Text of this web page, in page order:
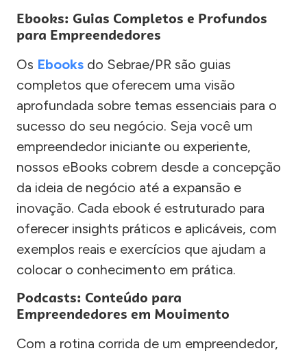
Ebooks: Guias Completos e Profundos
para Empreendedores
Os Ebooks do Sebrae/PR são guias
completos que oferecem uma visão
aprofundada sobre temas essenciais para o
sucesso do seu negócio. Seja você um
empreendedor iniciante ou experiente,
nossos eBooks cobrem desde a concepção
da ideia de negócio até a expansão e
inovação. Cada ebook é estruturado para
oferecer insights práticos e aplicáveis, com
exemplos reais e exercícios que ajudam a
colocar o conhecimento em prática.
Podcasts: Conteúdo para
Empreendedores em Movimento
Com a rotina corrida de um empreendedor,